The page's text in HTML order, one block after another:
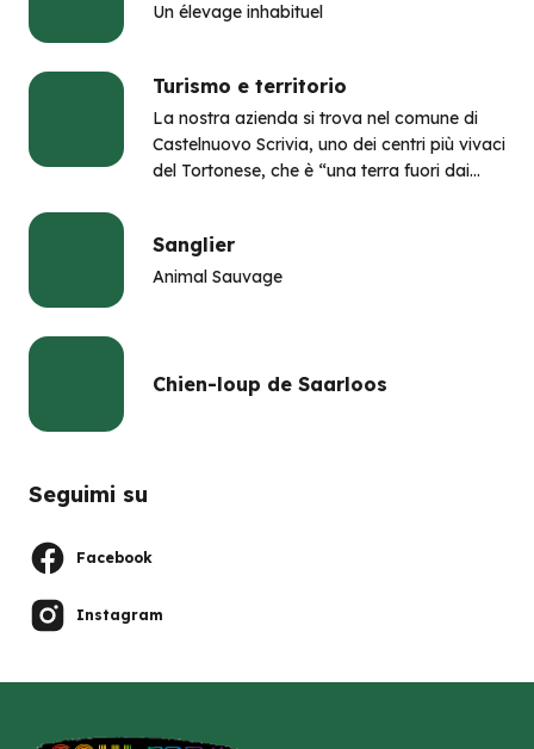
Un élevage inhabituel
Turismo e territorio
La nostra azienda si trova nel comune di
Castelnuovo Scrivia, uno dei centri più vivaci
del Tortonese, che è “una terra fuori dai
Sanglier
Animal Sauvage
Chien-loup de Saarloos
Seguimi su
Facebook
Instagram